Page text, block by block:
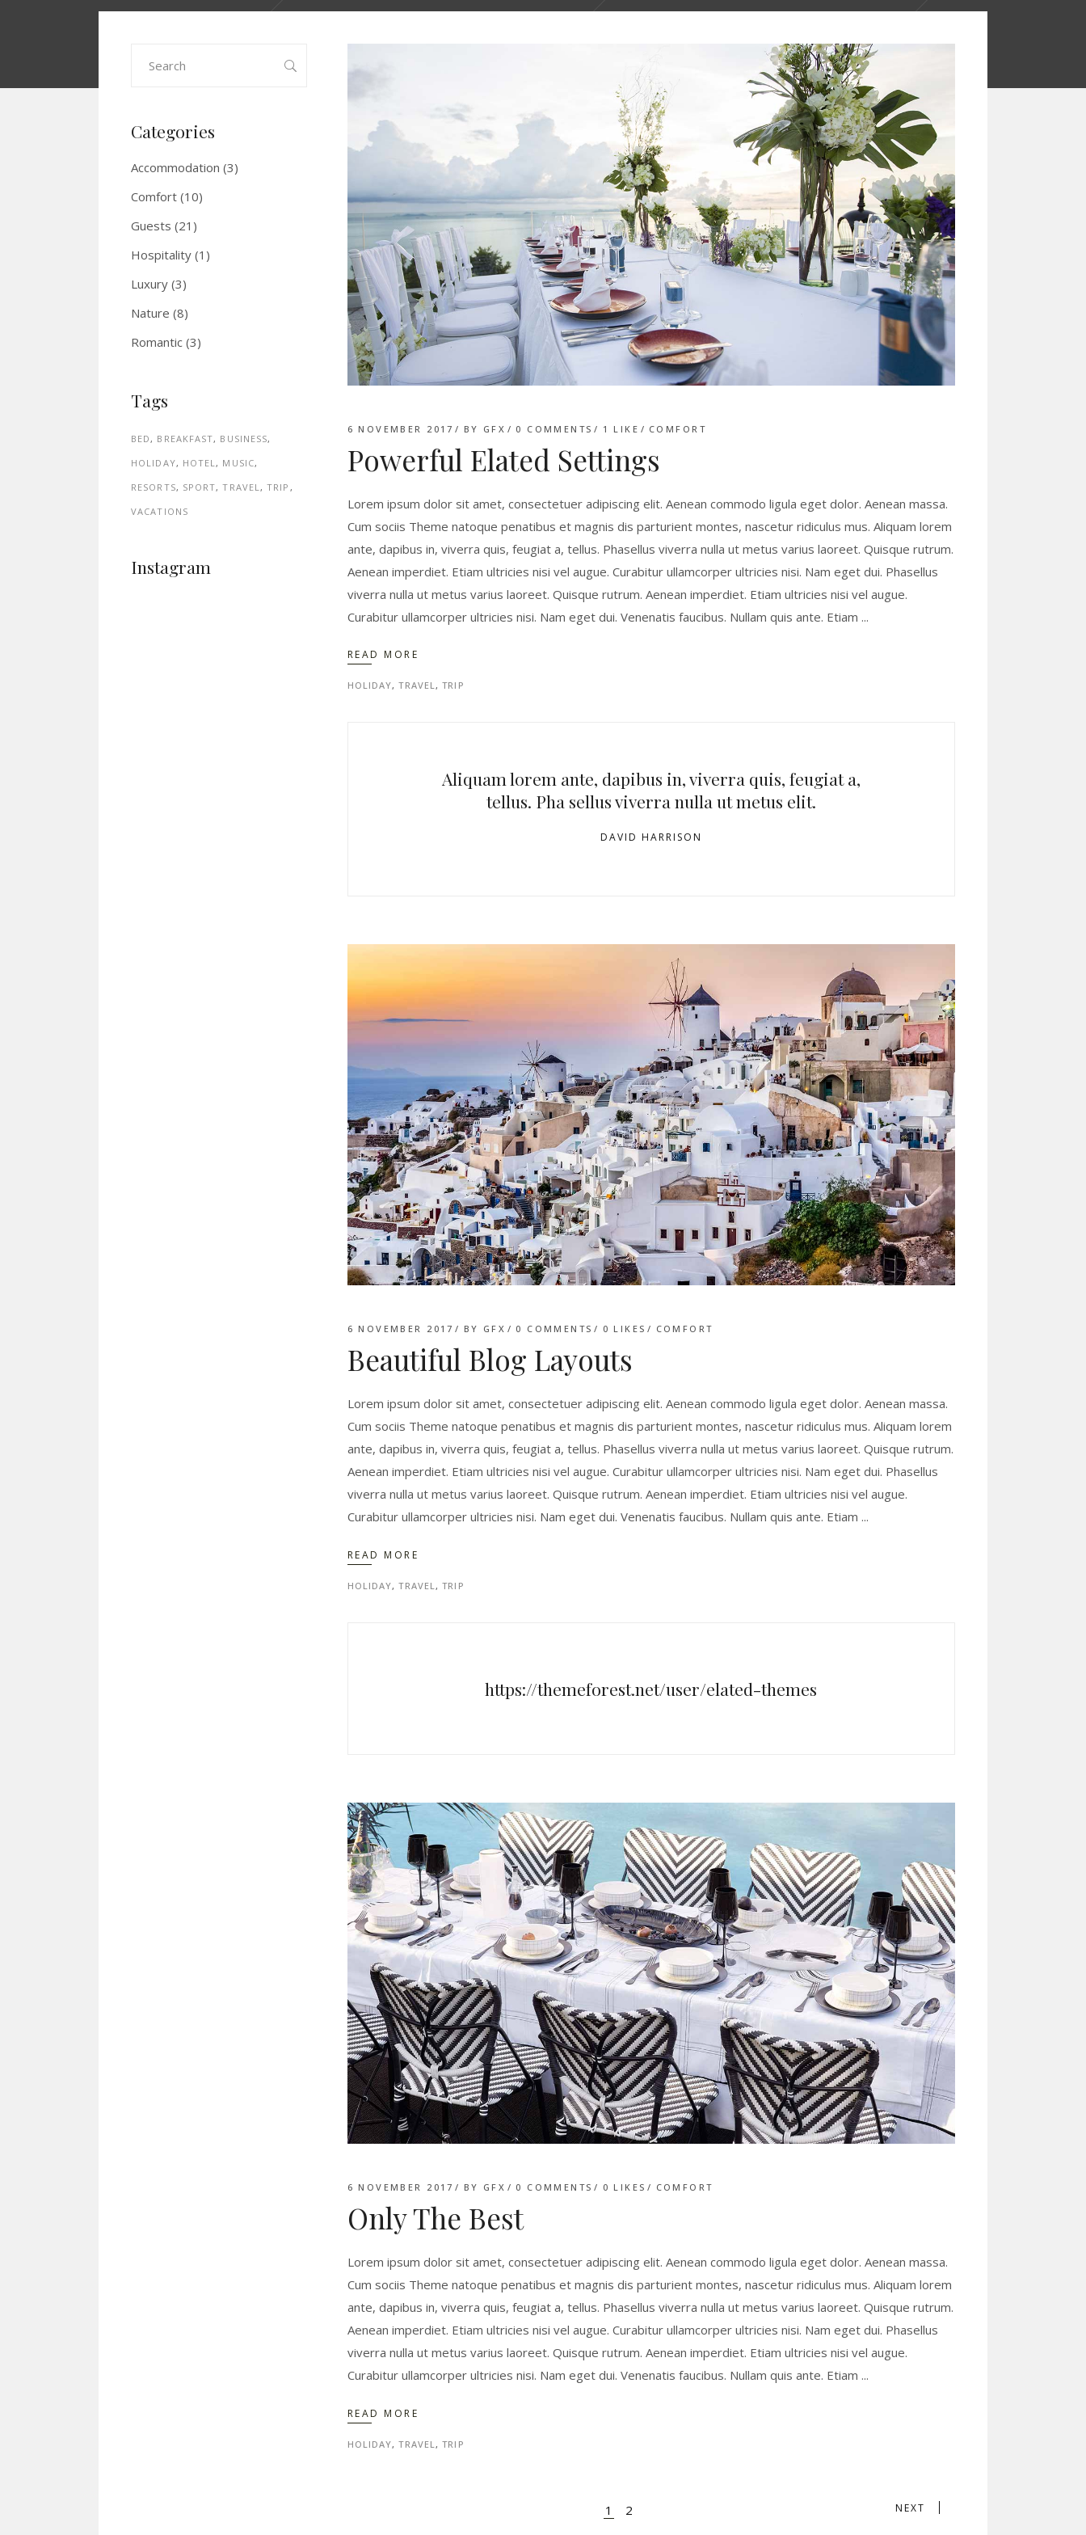
6 NOVEMBER 2017 BY GFX 0 COMMENTS 1 LIKE COMFORT
Powerful Elated Settings
Lorem ipsum dolor sit amet, consectetuer adipiscing elit. Aenean commodo ligula eget dolor. Aenean massa.
Cum sociis Theme natoque penatibus et magnis dis parturient montes, nascetur ridiculus mus. Aliquam lorem
ante, dapibus in, viverra quis, feugiat a, tellus. Phasellus viverra nulla ut metus varius laoreet. Quisque rutrum.
Aenean imperdiet. Etiam ultricies nisi vel augue. Curabitur ullamcorper ultricies nisi. Nam eget dui. Phasellus
viverra nulla ut metus varius laoreet. Quisque rutrum. Aenean imperdiet. Etiam ultricies nisi vel augue.
Curabitur ullamcorper ultricies nisi. Nam eget dui. Venenatis faucibus. Nullam quis ante. Etiam
READ MORE
HOLIDAY,TRAVEL ,TRIP
Aliquam lorem ante, dapibus in, viverra quis, feugiat a,
tellus. Pha sellus viverra nulla ut metus elit.
DAVID HARRISON
6 NOVEMBER 2017 BY GFX 0 COMMENTS 0 LIKES COMFORT
Beautiful Blog Layouts
Lorem ipsum dolor sit amet, consectetuer adipiscing elit. Aenean commodo ligula eget dolor. Aenean massa.
Cum sociis Theme natoque penatibus et magnis dis parturient montes, nascetur ridiculus mus. Aliquam lorem
ante, dapibus in, viverra quis, feugiat a, tellus. Phasellus viverra nulla ut metus varius laoreet. Quisque rutrum.
Aenean imperdiet. Etiam ultricies nisi vel augue. Curabitur ullamcorper ultricies nisi. Nam eget dui. Phasellus
viverra nulla ut metus varius laoreet. Quisque rutrum. Aenean imperdiet. Etiam ultricies nisi vel augue.
Curabitur ullamcorper ultricies nisi. Nam eget dui. Venenatis faucibus. Nullam quis ante. Etiam
READ MORE
HOLIDAY,TRAVEL ,TRIP
https://themeforest.net/user/elated-themes
6 NOVEMBER 2017 BY GFX 0 COMMENTS 0 LIKES COMFORT
Only The Best
Lorem ipsum dolor sit amet, consectetuer adipiscing elit. Aenean commodo ligula eget dolor. Aenean massa.
Cum sociis Theme natoque penatibus et magnis dis parturient montes, nascetur ridiculus mus. Aliquam lorem
ante, dapibus in, viverra quis, feugiat a, tellus. Phasellus viverra nulla ut metus varius laoreet. Quisque rutrum.
Aenean imperdiet. Etiam ultricies nisi vel augue. Curabitur ullamcorper ultricies nisi. Nam eget dui. Phasellus
viverra nulla ut metus varius laoreet. Quisque rutrum. Aenean imperdiet. Etiam ultricies nisi vel augue.
Curabitur ullamcorper ultricies nisi. Nam eget dui. Venenatis faucibus. Nullam quis ante. Etiam
READ MORE
HOLIDAY,TRAVEL ,TRIP
1 2 NEXT
Categories
Accommodation (3)
Comfort (10)
Guests (21)
Hospitality (1)
Luxury (3)
Nature (8)
Romantic (3)
Tags
BED BREAKFAST
BUSINESS
HOLIDAY
HOTEL
MUSIC
RESORTS
SPORT TRAVEL
TRIP
VACATIONS
Instagram